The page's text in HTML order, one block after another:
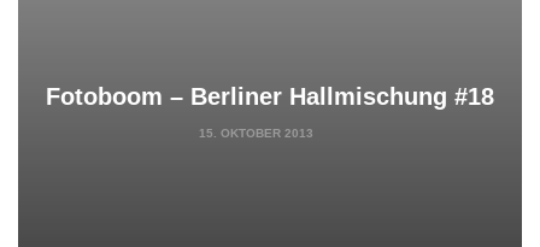
Fotoboom – Berliner Hallmischung #18
15. OKTOBER 2013